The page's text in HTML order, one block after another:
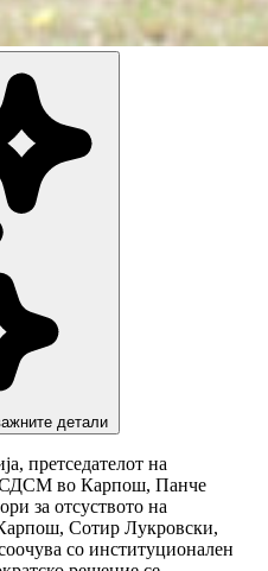
детали
претседателот на
СДСМ во Карпош, Панче
за отсуството на
Сотир Лукровски,
со институционален